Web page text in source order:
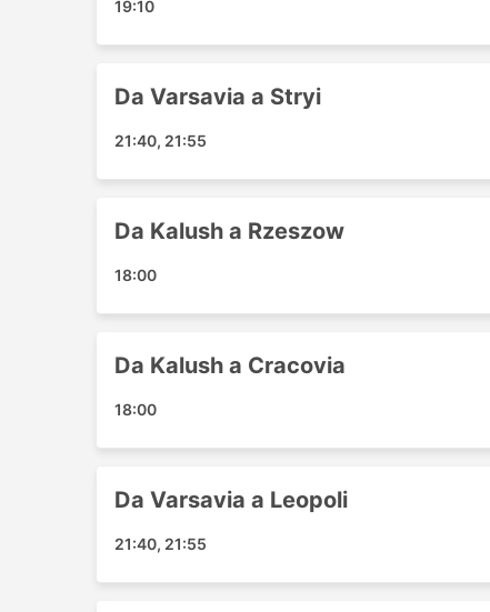
Chotyn
Chelm Centrale
Grudziadz
Drohobych
Leszno
Koszalin
Strzelce Opolskie
Kiev Stazione Degli autobus
Dortmund
Brno
19:10
Da Varsavia a Stryi
21:40, 21:55
Da Kalush a Rzeszow
18:00
Da Kalush a Cracovia
18:00
Da Varsavia a Leopoli
21:40, 21:55